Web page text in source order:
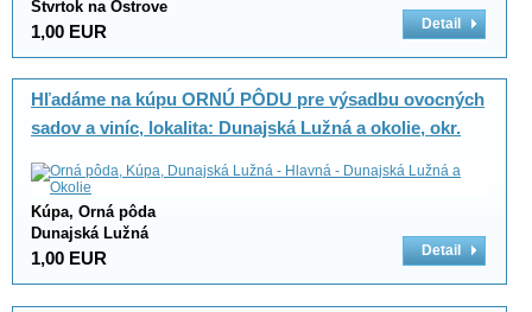
Štvrtok na Ostrove
1,00 EUR Detail
Hľadáme na kúpu ORNÚ PÔDU pre výsadbu ovocných
sadov a viníc, lokalita: Dunajská Lužná a okolie, okr.
Kúpa, Orná pôda
Dunajská Lužná
1,00 EUR Detail